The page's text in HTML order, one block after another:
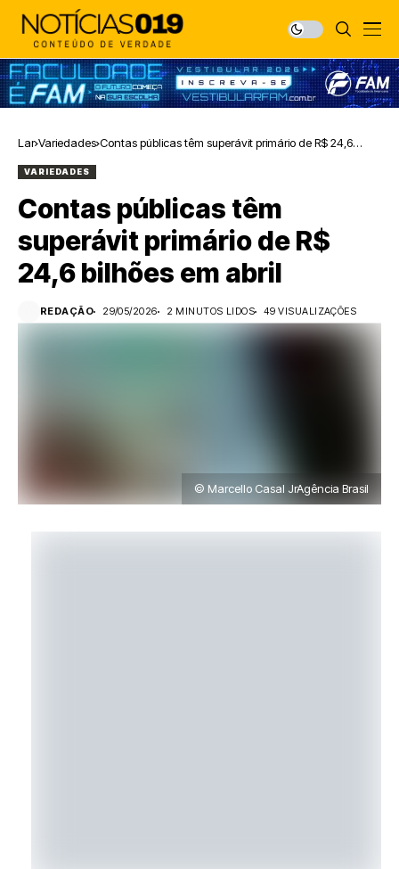
Lar Variedades Contas públicas têm superávit primário de R$ 24,6
VARIEDADES
Contas públicas têm
superávit primário de R$
24,6 bilhões em abril
REDAÇÃO 29/05/2026 2 MINUTOS LIDOS 49 VISUALIZAÇÕES
© Marcello Casal JrAgência Brasil